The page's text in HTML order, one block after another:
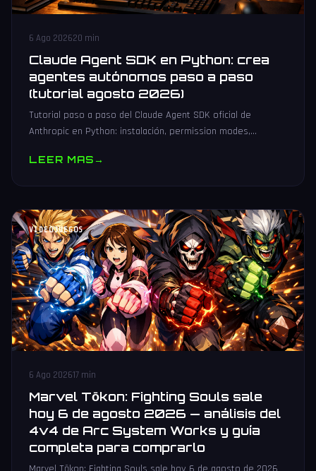
6 Ago 202620 min
Claude Agent SDK en Python: crea
agentes autónomos paso a paso
(tutorial agosto 2026)
Tutorial paso a paso del Claude Agent SDK oficial de
Anthropic en Python: instalación, permission modes,
producción.
LEER MAS→
VIDEOJUEGOS
6 Ago 202617 min
Marvel Tōkon: Fighting Souls sale
hoy 6 de agosto 2026 — análisis del
4v4 de Arc System Works y guía
completa para comprarlo